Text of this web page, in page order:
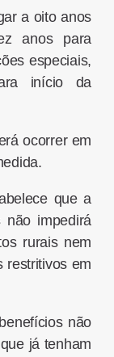
a oito anos
anos para
especiais,
início da
ocorrer em
que a
não impedirá
rurais nem
restritivos em
não
já tenham